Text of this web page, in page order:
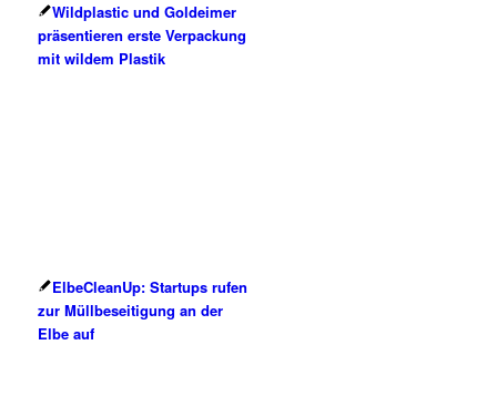
Wildplastic und Goldeimer
präsentieren erste Verpackung
mit wildem Plastik
ElbeCleanUp: Startups rufen
zur Müllbeseitigung an der
Elbe auf